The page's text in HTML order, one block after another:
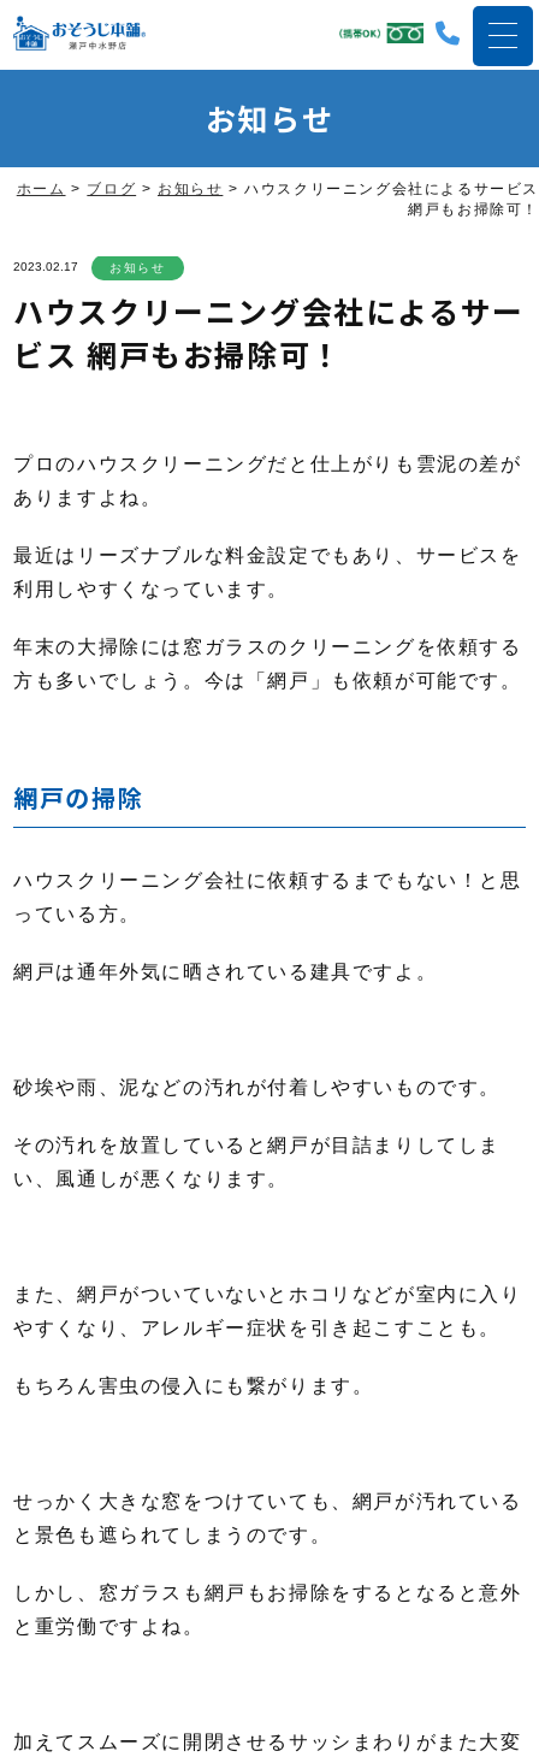
お知らせ
ホーム > ブログ > お知らせ >ハウスクリーニング会社によるサービス
網戸もお掃除可！
2023.02.17 お知らせ
ハウスクリーニング会社によるサー
ビス 網戸もお掃除可！
プロのハウスクリーニングだと仕上がりも雲泥の差が
ありますよね。
最近はリーズナブルな料金設定でもあり、サービスを
利用しやすくなっています。
年末の大掃除には窓ガラスのクリーニングを依頼する
方も多いでしょう。今は「網戸」も依頼が可能です。
網戸の掃除
ハウスクリーニング会社に依頼するまでもない！と思
っている方。
網戸は通年外気に晒されている建具ですよ。
砂埃や雨、泥などの汚れが付着しやすいものです。
その汚れを放置していると網戸が目詰まりしてしま
い、風通しが悪くなります。
また、網戸がついていないとホコリなどが室内に入り
やすくなり、アレルギー症状を引き起こすことも。
もちろん害虫の侵入にも繋がります。
せっかく大きな窓をつけていても、網戸が汚れている
と景色も遮られてしまうのです。
しかし、窓ガラスも網戸もお掃除をするとなると意外
と重労働ですよね。
加えてスムーズに開閉させるサッシまわりがまた大変